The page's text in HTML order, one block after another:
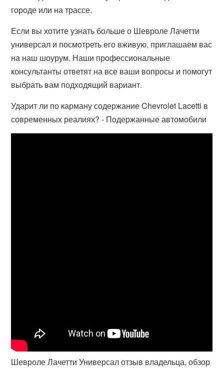
городе или на трассе.
Если вы хотите узнать больше о Шевроле Лачетти
универсал и посмотреть его вживую, приглашаем вас
на наш шоурум. Наши профессиональные
консультанты ответят на все ваши вопросы и помогут
выбрать вам подходящий вариант.
Ударит ли по карману содержание Chevrolet Lacetti в
современных реалиях? - Подержанные автомобили
Шевроле Лачетти Универсал отзыв владельца, обзор